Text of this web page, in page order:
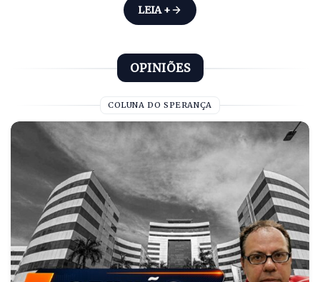
LEIA +
OPINIÕES
COLUNA DO SPERANÇA